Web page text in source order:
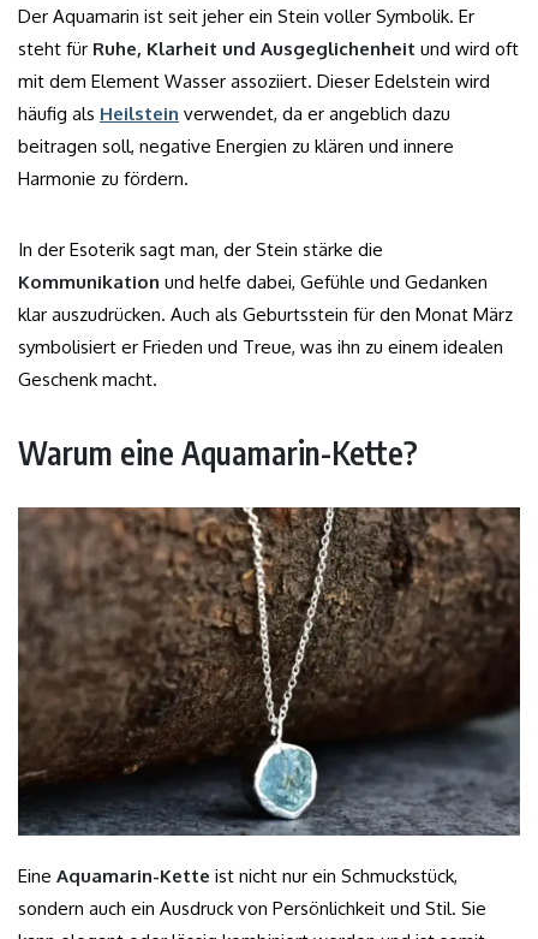
Der Aquamarin ist seit jeher ein Stein voller Symbolik. Er
steht für Ruhe, Klarheit und Ausgeglichenheit und wird oft
mit dem Element Wasser assoziiert. Dieser Edelstein wird
häufig als Heilstein verwendet, da er angeblich dazu
beitragen soll, negative Energien zu klären und innere
Harmonie zu fördern.
In der Esoterik sagt man, der Stein stärke die
Kommunikation und helfe dabei, Gefühle und Gedanken
klar auszudrücken. Auch als Geburtsstein für den Monat März
symbolisiert er Frieden und Treue, was ihn zu einem idealen
Geschenk macht.
Warum eine Aquamarin-Kette?
Eine Aquamarin-Kette ist nicht nur ein Schmuckstück,
sondern auch ein Ausdruck von Persönlichkeit und Stil. Sie